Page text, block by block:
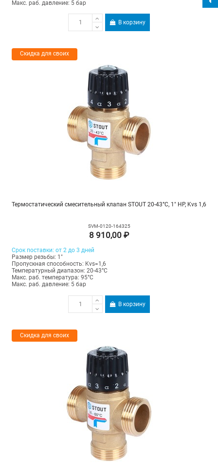
Макс. раб. давление: 5 бар
В корзину
Скидка для своих
Термостатический смесительный клапан STOUT 20-43°C, 1" НР, Kvs 1,6
SVM-0120-164325
8 910,00 ₽
Срок поставки: от 2 до 3 дней
Размер резьбы: 1"
Пропускная способность: Kvs=1,6
Температурный диапазон: 20-43°С
Макс. раб. температура: 95°C
Макс. раб. давление: 5 бар
В корзину
Скидка для своих